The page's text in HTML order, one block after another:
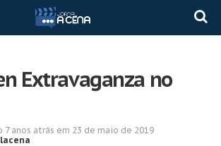
Extravaganza no
7 anos atrás em 23 de maio de 2019